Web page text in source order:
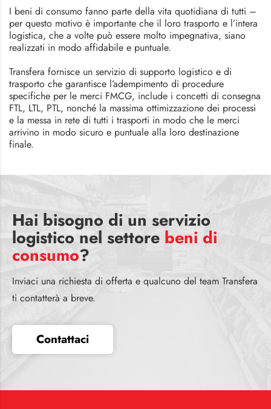
I beni di consumo fanno parte della vita quotidiana di tutti –
per questo motivo è importante che il loro trasporto e l’intera
logistica, che a volte può essere molto impegnativa, siano
realizzati in modo affidabile e puntuale.
Transfera fornisce un servizio di supporto logistico e di
trasporto che garantisce l’adempimento di procedure
specifiche per le merci FMCG, include i concetti di consegna
FTL, LTL, PTL, nonché la massima ottimizzazione dei processi
e la messa in rete di tutti i trasporti in modo che le merci
arrivino in modo sicuro e puntuale alla loro destinazione
finale.
Hai bisogno di un servizio
logistico nel settore beni di
consumo?
Inviaci una richiesta di offerta e qualcuno del team Transfera
ti contatterà a breve.
Contattaci